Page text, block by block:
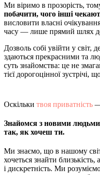
Ми віримо в прозорість,
побачити, чого інші
висловити власні
часу — лише прямий шлях
Дозволь собі увійти у світ,
здаються прекрасними та
суть знайомства: це не
тієї дорогоцінної
Оскільки твоя приватність —
Знайомся з новими
так, як хочеш ти.
Ми знаємо, що в нашому
хочеться знайти близькість,
і дискретність. Ми